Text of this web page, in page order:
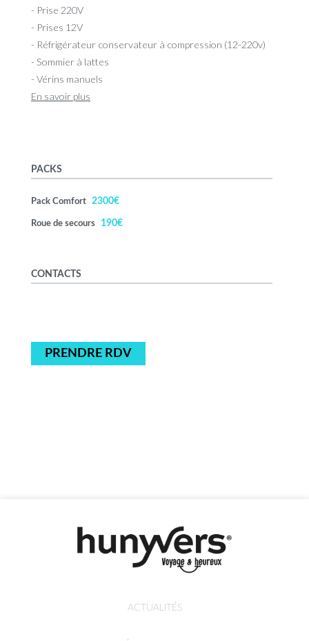
- Prise 220V
- Prises 12V
- Réfrigérateur conservateur à compression (12-220v)
- Sommier à lattes
- Vérins manuels
En savoir plus
PACKS
Pack Comfort 2300€
Roue de secours 190€
CONTACTS
PRENDRE RDV
ACTUALITÉS